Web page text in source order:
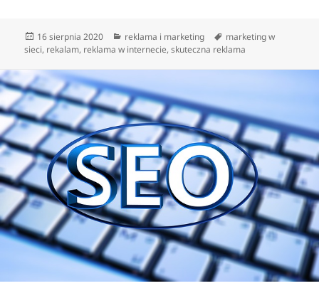
Data
publikacji
16 sierpnia 2020 Kategorie
reklama i marketing Tagi
marketing w
sieci, rekalam, reklama w internecie,skuteczna reklama